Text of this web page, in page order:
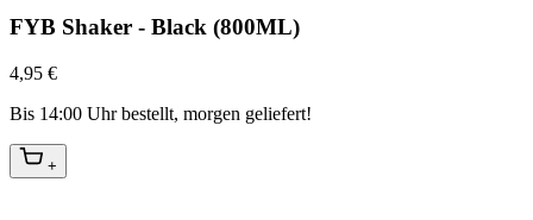
FYB Shaker - Black (800ML)
4,95 €
Bis 14:00 Uhr bestellt, morgen geliefert!
+